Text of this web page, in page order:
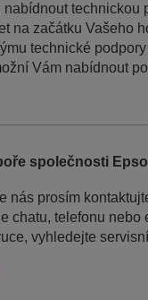
technickou
na začátku Vašeho
technické
Vám nabídnout
společnosti
nás prosím
chatu, telefonu nebo
vyhledejte